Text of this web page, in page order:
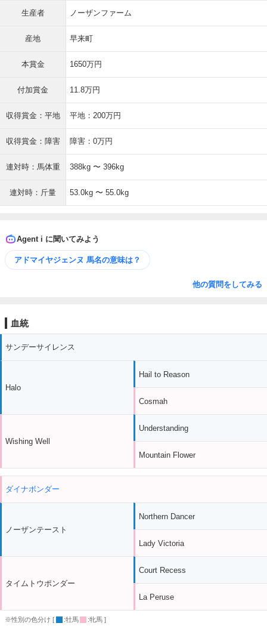
生産者 ノーザンファーム
産地 早来町
本賞金 1650万円
付加賞金 11.8万円
収得賞金：平地 平地：200万円
収得賞金：障害 障害：0万円
連対時：馬体重 388kg 〜 396kg
連対時：斤量 53.0kg 〜 55.0kg
Agent i に聞いてみよう
アドマイヤジェンヌ 馬名の意味は？
他の質問をしてみる
血統
サンデーサイレンス
Halo
Wishing Well
Hail to Reason
Cosmah
Understanding
Mountain Flower
ダイナボンダー
ノーザンテースト
タイムトウポンダー
Northern Dancer
Lady Victoria
Court Recess
La Peruse
※性別の色分け [ :牡馬 :牝馬 ]